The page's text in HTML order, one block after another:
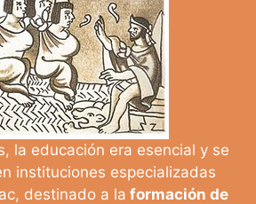
la educación era esencial y se
instituciones especializadas
destinado a la formación de